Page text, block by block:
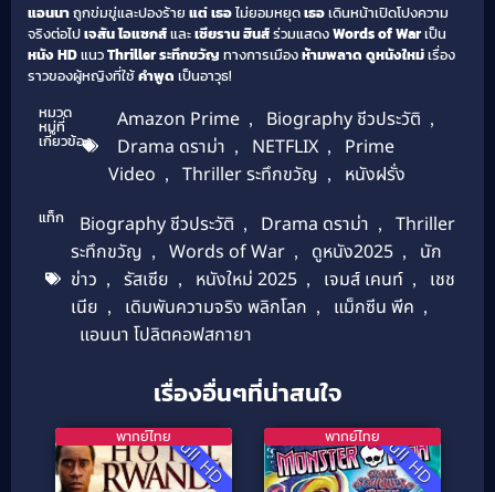
แอนนาถูกข่มขู่และปองร้าย แต่เธอไม่ยอมหยุดเธอเดินหน้าเปิดโปงความ
จริงต่อไปเจสัน ไอแซกส์และเซียราน ฮินส์ร่วมแสดงWords of Warเป็น
หนัง HDแนวThriller ระทึกขวัญ ทางการเมืองห้ามพลาด ดูหนังใหม่เรื่อง
ราวของผู้หญิงที่ใช้คำพูด เป็นอาวุธ!
หมวด
หมู่ที่
เกี่ยวข้อง
Amazon Prime , Biography ชีวประวัติ ,
Drama ดราม่า , NETFLIX ,
Prime
Video , Thriller ระทึกขวัญ , หนังฝรั่ง
แท็ก Biography ชีวประวัติ , Drama ดราม่า ,
Thriller
ระทึกขวัญ , Words of War , ดูหนัง2025 ,
นัก
ข่าว , รัสเซีย , หนังใหม่ 2025 , เจมส์ เคนท์ ,
เชช
เนีย , เดิมพันความจริง พลิกโลก , แม็กซีน พีค ,
แอนนา โปลิตคอฟสกายา
เรื่องอื่นๆที่น่าสนใจ
Full HD
พากย์ไทย Full HD
พากย์ไทย